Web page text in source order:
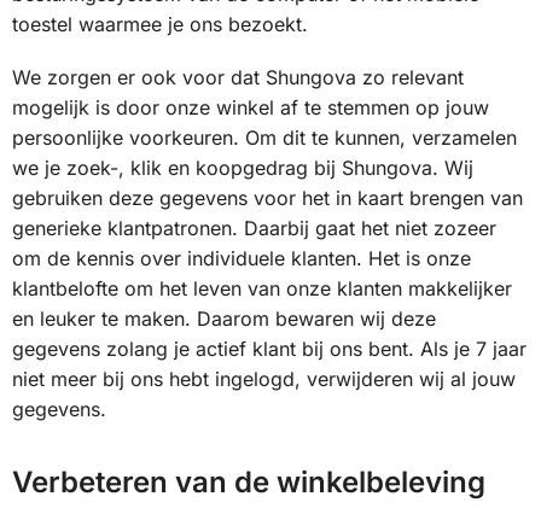
toestel waarmee je ons bezoekt.
We zorgen er ook voor dat Shungova zo relevant
mogelijk is door onze winkel af te stemmen op jouw
persoonlijke voorkeuren. Om dit te kunnen, verzamelen
we je zoek-, klik en koopgedrag bij Shungova. Wij
gebruiken deze gegevens voor het in kaart brengen van
generieke klantpatronen. Daarbij gaat het niet zozeer
om de kennis over individuele klanten. Het is onze
klantbelofte om het leven van onze klanten makkelijker
en leuker te maken. Daarom bewaren wij deze
gegevens zolang je actief klant bij ons bent. Als je 7 jaar
niet meer bij ons hebt ingelogd, verwijderen wij al jouw
gegevens.
Verbeteren van de winkelbeleving